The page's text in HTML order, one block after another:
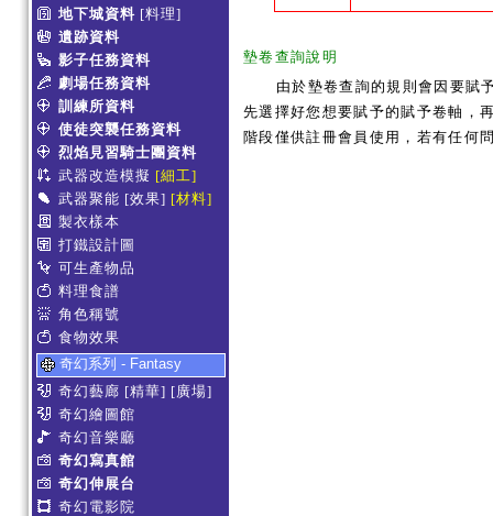
地下城資料 [料理]
遺跡資料
影子任務資料
劇場任務資料
訓練所資料
使徒突襲任務資料
烈焰見習騎士團資料
武器改造模擬 [細工]
武器聚能 [效果] [材料]
製衣樣本
打鐵設計圖
可生產物品
料理食譜
角色稱號
食物效果
奇幻系列 - Fantasy
奇幻藝廊 [精華] [廣場]
奇幻繪圖館
奇幻音樂廳
奇幻寫真館
奇幻伸展台
奇幻電影院
墊卷查詢說明
由於墊卷查詢的規則會因要賦
先選擇好您想要賦予的賦予卷軸，
階段僅供註冊會員使用，若有任何